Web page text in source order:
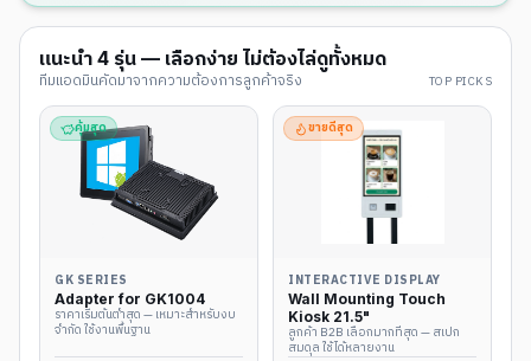
แนะนำ 4 รุ่น — เลือกง่าย ไม่ต้องไล่ดูทั้งหมด
ทีมแอดมินคัดมาจากความต้องการลูกค้าจริง TOP PICKS
คุ้มสุด
GK SERIES
Adapter for GK1004
ราคาเริ่มต้นต่ำสุด — เหมาะสำหรับงบ
จำกัด ใช้งานพื้นฐาน
ขายดีสุด
INTERACTIVE DISPLAY
Wall Mounting Touch
Kiosk 21.5"
ลูกค้า B2B เลือกมากที่สุด — สเปก
สมดุล ใช้ได้หลายงาน